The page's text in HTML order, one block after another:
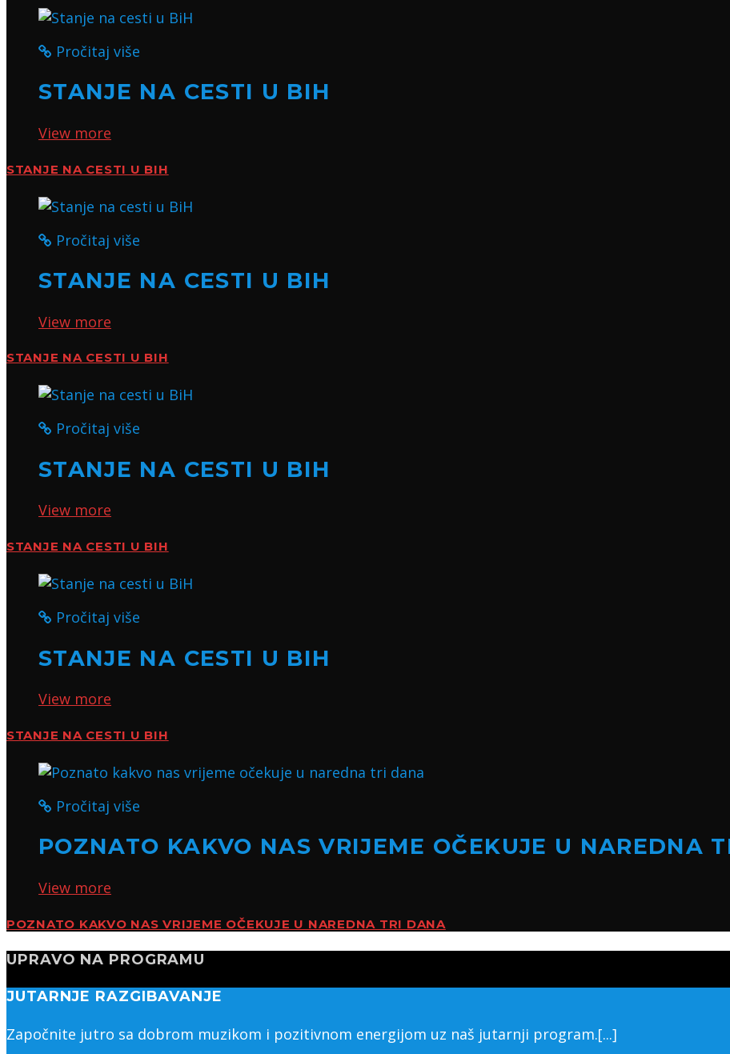
Pročitaj više
STANJE NA CESTI U BIH
View more
STANJE NA CESTI U BIH
Pročitaj više
STANJE NA CESTI U BIH
View more
STANJE NA CESTI U BIH
Pročitaj više
STANJE NA CESTI U BIH
View more
STANJE NA CESTI U BIH
Pročitaj više
STANJE NA CESTI U BIH
View more
STANJE NA CESTI U BIH
Pročitaj više
POZNATO KAKVO NAS VRIJEME OČEKUJE U NAREDNA
View more
POZNATO KAKVO NAS VRIJEME OČEKUJE U NAREDNA TRI DANA
UPRAVO NA PROGRAMU
JUTARNJE RAZGIBAVANJE
Započnite jutro sa dobrom muzikom i pozitivnom energijom uz naš jutarnji program.[...]